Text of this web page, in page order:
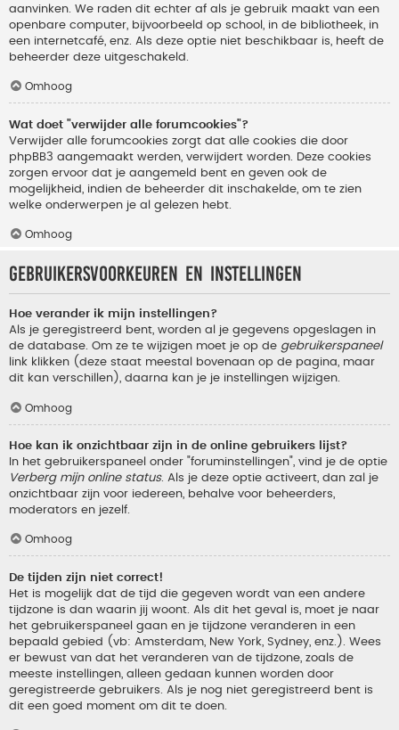
aanvinken. We raden dit echter af als je gebruik maakt van een
openbare computer, bijvoorbeeld op school, in de bibliotheek, in
een internetcafé, enz. Als deze optie niet beschikbaar is, heeft de
beheerder deze uitgeschakeld.
Omhoog
Wat doet "verwijder alle forumcookies"?
Verwijder alle forumcookies zorgt dat alle cookies die door
phpBB3 aangemaakt werden, verwijdert worden. Deze cookies
zorgen ervoor dat je aangemeld bent en geven ook de
mogelijkheid, indien de beheerder dit inschakelde, om te zien
welke onderwerpen je al gelezen hebt.
Omhoog
Gebruikersvoorkeuren en instellingen
Hoe verander ik mijn instellingen?
Als je geregistreerd bent, worden al je gegevens opgeslagen in
de database. Om ze te wijzigen moet je op de gebruikerspaneel
link klikken (deze staat meestal bovenaan op de pagina, maar
dit kan verschillen), daarna kan je je instellingen wijzigen.
Omhoog
Hoe kan ik onzichtbaar zijn in de online gebruikers lijst?
In het gebruikerspaneel onder "foruminstellingen", vind je de optie
Verberg mijn online status. Als je deze optie activeert, dan zal je
onzichtbaar zijn voor iedereen, behalve voor beheerders,
moderators en jezelf.
Omhoog
De tijden zijn niet correct!
Het is mogelijk dat de tijd die gegeven wordt van een andere
tijdzone is dan waarin jij woont. Als dit het geval is, moet je naar
het gebruikerspaneel gaan en je tijdzone veranderen in een
bepaald gebied (vb: Amsterdam, New York, Sydney, enz.). Wees
er bewust van dat het veranderen van de tijdzone, zoals de
meeste instellingen, alleen gedaan kunnen worden door
geregistreerde gebruikers. Als je nog niet geregistreerd bent is
dit een goed moment om dit te doen.